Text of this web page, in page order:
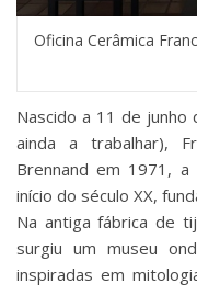
Oficina Cerâmica
Nascido a 11 de
ainda a trabalhar),
Brennand em 1971,
início do século XX,
Na antiga fábrica de
surgiu um museu
inspiradas em